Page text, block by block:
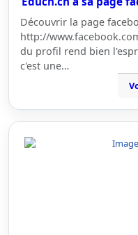
Découvrir la page
http://
du profil rend bien
c'est une…